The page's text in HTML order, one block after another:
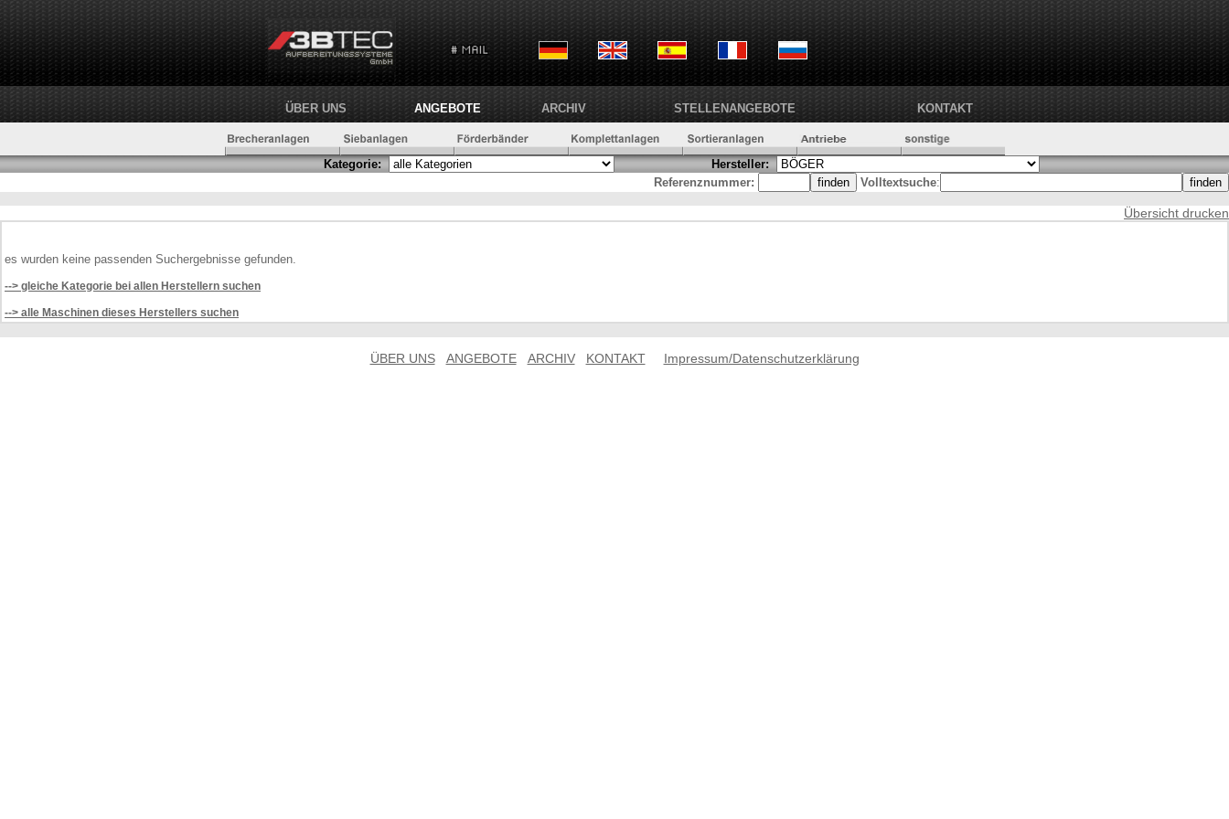
ÜBER UNS ANGEBOTE ARCHIV STELLENANGEBOTE KONTAKT
Kategorie:
Hersteller:
Referenznummer:
Volltextsuche:
Übersicht drucken
es wurden keine passenden Suchergebnisse gefunden.
--> gleiche Kategorie bei allen Herstellern suchen
--> alle Maschinen dieses Herstellers suchen
ÜBER UNS ANGEBOTE ARCHIV KONTAKT Impressum/Datenschutzerklärung